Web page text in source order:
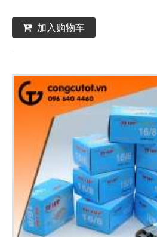
加入购物车